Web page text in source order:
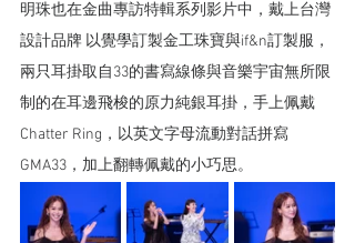
明珠也在金曲專訪特輯系列影片中，戴上台灣
設計品牌 以覺學訂製金工珠寶與if&n訂製服，
兩只耳掛取自33的書寫線條與音樂宇宙無所限
制的在耳邊飛梭的原力純銀耳掛，手上佩戴
Chatter Ring，以英文字母流動對話拼寫
GMA33，加上翻轉佩戴的小巧思。